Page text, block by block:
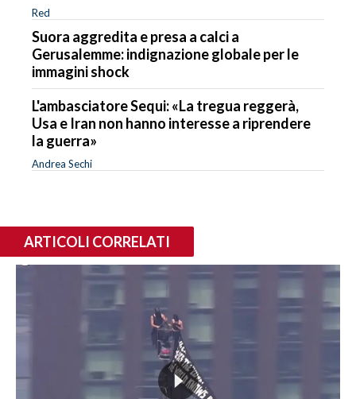
Red
Suora aggredita e presa a calci a
Gerusalemme: indignazione globale per le
immagini shock
L'ambasciatore Sequi: «La tregua reggerà,
Usa e Iran non hanno interesse a riprendere
la guerra»
Andrea Sechi
ARTICOLI CORRELATI